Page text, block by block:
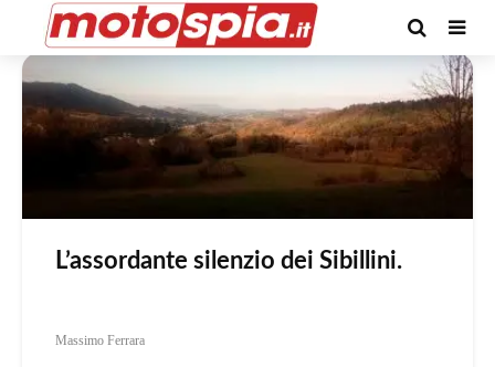
Tag -Monti Sibillini
L’assordante silenzio dei Sibillini.
Massimo Ferrara